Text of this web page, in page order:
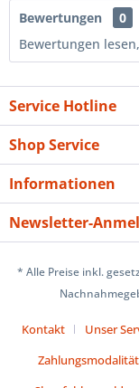
Bewertungen
0
Bewertungen
Service Hotline
Shop Service
Informationen
Newsletter-
* Alle Preise inkl.
Kontakt Unser